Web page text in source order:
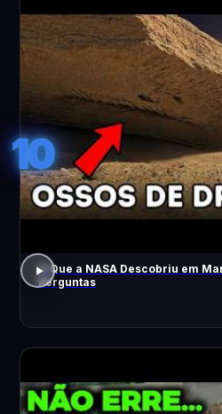
10
O Que a NASA Descobriu em
Perguntas